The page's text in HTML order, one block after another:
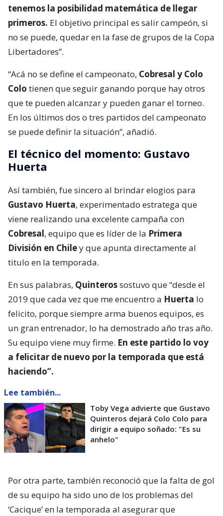
tenemos la posibilidad matemática de llegar
primeros. El objetivo principal es salir campeón, si
no se puede, quedar en la fase de grupos de la Copa
Libertadores”.
“Acá no se define el campeonato, Cobresal y Colo
Colo tienen que seguir ganando porque hay otros
que te pueden alcanzar y pueden ganar el torneo.
En los últimos dos o tres partidos del campeonato
se puede definir la situación”, añadió.
El técnico del momento: Gustavo
Huerta
Así también, fue sincero al brindar elogios para
Gustavo Huerta, experimentado estratega que
viene realizando una excelente campaña con
Cobresal, equipo que es líder de la Primera
División en Chiley que apunta directamente al
titulo en la temporada.
En sus palabras, Quinterossostuvo que “desde el
2019 que cada vez que me encuentro a Huerta lo
felicito, porque siempre arma buenos equipos, es
un gran entrenador, lo ha demostrado año tras año.
Su equipo viene muy firme. En este partido lo voy
a felicitar de nuevo por la temporada que está
haciendo”.
Lee también...
Toby Vega advierte que Gustavo
Quinteros dejará Colo Colo para
dirigir a equipo soñado: "Es su
anhelo"
Por otra parte, también reconoció que la falta de gol
de su equipo ha sido uno de los problemas del
‘Cacique’ en la temporada al asegurar que